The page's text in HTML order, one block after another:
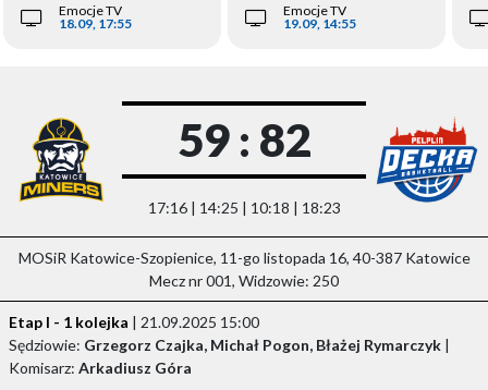
Emocje TV
18.09, 17:55
Emocje TV
19.09, 14:55
59 : 82
17:16 | 14:25 | 10:18 | 18:23
MOSiR Katowice-Szopienice, 11-go listopada 16, 40-387 Katowice
Mecz nr 001, Widzowie: 250
Etap I - 1 kolejka | 21.09.2025 15:00
Sędziowie: Grzegorz Czajka, Michał Pogon, Błażej Rymarczyk |
Komisarz: Arkadiusz Góra